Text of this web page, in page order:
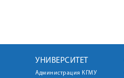
УНИВЕРСИТЕТ
Администрация КГМУ